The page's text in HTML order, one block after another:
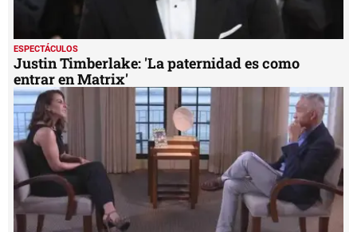
ESPECTÁCULOS
Justin Timberlake: 'La paternidad es como
entrar en Matrix'